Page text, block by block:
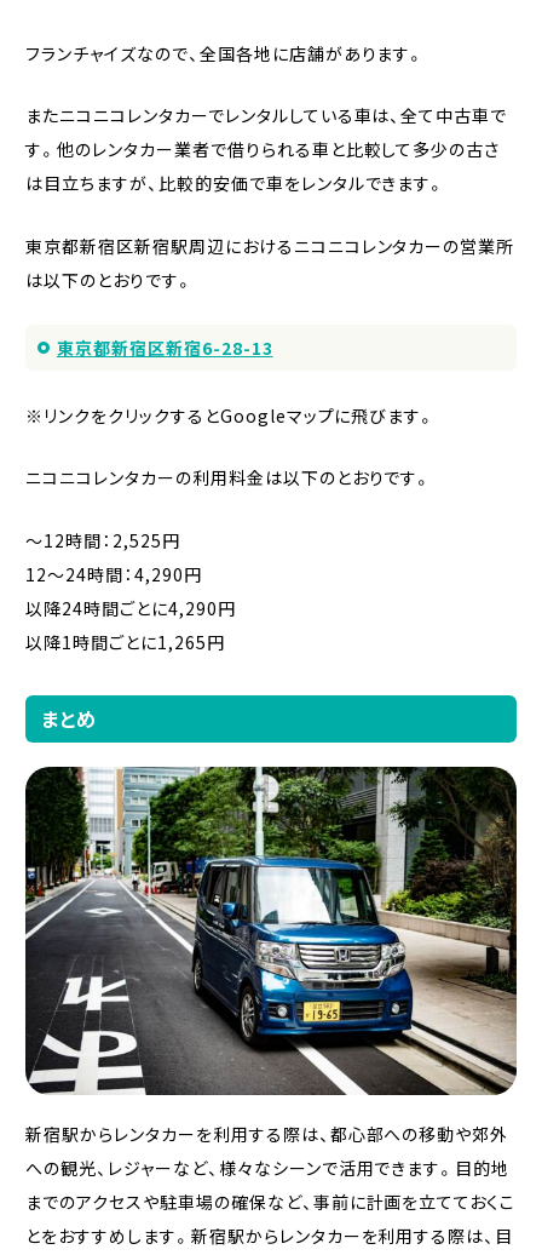
フランチャイズなので、全国各地に店舗があります。
またニコニコレンタカーでレンタルしている車は、全て中古車で
す。他のレンタカー業者で借りられる車と比較して多少の古さ
は目立ちますが、比較的安価で車をレンタルできます。
東京都新宿区新宿駅周辺におけるニコニコレンタカーの営業所
は以下のとおりです。
東京都新宿区新宿6-28-13
※リンクをクリックするとGoogleマップに飛びます。
ニコニコレンタカーの利用料金は以下のとおりです。
〜12時間：2,525円
12〜24時間：4,290円
以降24時間ごとに4,290円
以降1時間ごとに1,265円
まとめ
新宿駅からレンタカーを利用する際は、都心部への移動や郊外
への観光、レジャーなど、様々なシーンで活用できます。目的地
までのアクセスや駐車場の確保など、事前に計画を立てておくこ
とをおすすめします。新宿駅からレンタカーを利用する際は、目